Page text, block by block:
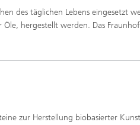
und
Methoden
des täglichen Lebens eingesetzt
hergestellt werden. Das
zur Herstellung biobasierter